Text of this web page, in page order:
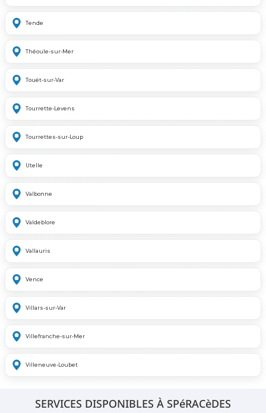
Tende
Théoule-sur-Mer
Touët-sur-Var
Tourrette-Levens
Tourrettes-sur-Loup
Utelle
Valbonne
Valdeblore
Vallauris
Vence
Villars-sur-Var
Villefranche-sur-Mer
Villeneuve-Loubet
SERVICES DISPONIBLES À SPéRACèDES